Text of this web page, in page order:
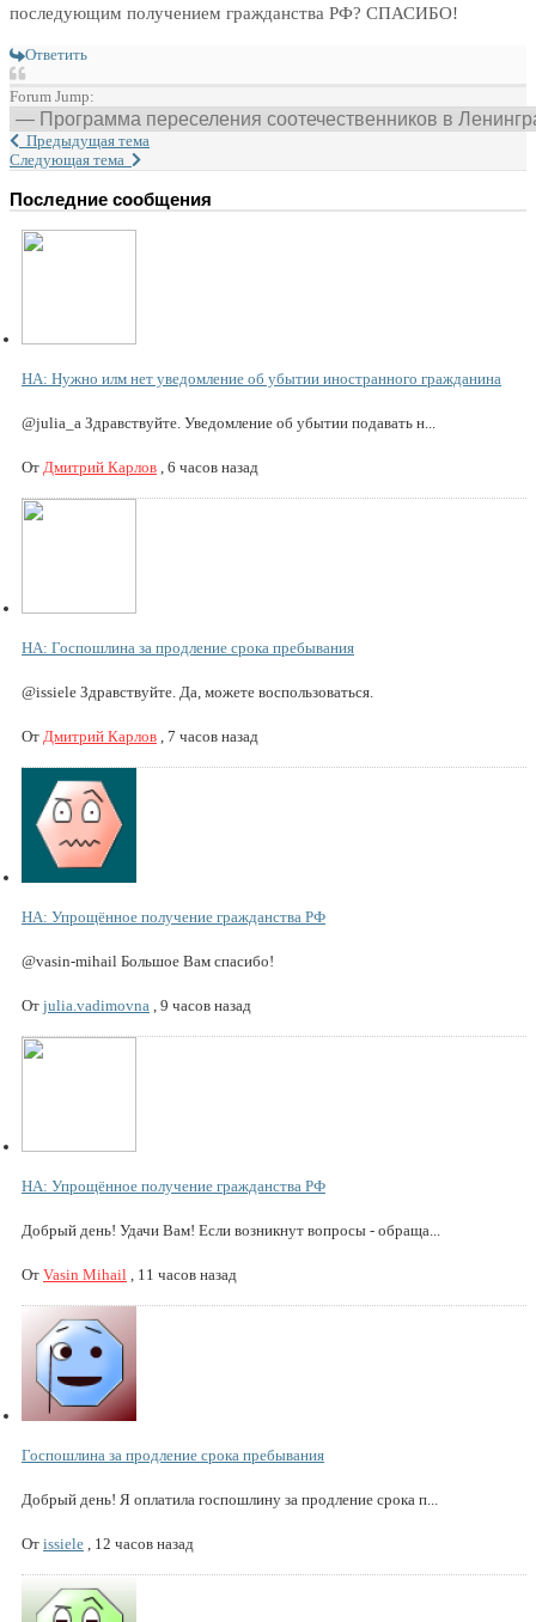
последующим получением гражданства РФ? СПАСИБО!
Ответить
Forum Jump:
Предыдущая тема
Следующая тема
Последние сообщения
НА: Нужно илм нет уведомление об убытии иностранного гражданина
@julia_a Здравствуйте. Уведомление об убытии подавать н...
От Дмитрий Карлов , 6 часов назад
НА: Госпошлина за продление срока пребывания
@issiele Здравствуйте. Да, можете воспользоваться.
От Дмитрий Карлов , 7 часов назад
НА: Упрощённое получение гражданства РФ
@vasin-mihail Большое Вам спасибо!
От julia.vadimovna , 9 часов назад
НА: Упрощённое получение гражданства РФ
Добрый день! Удачи Вам! Если возникнут вопросы - обраща...
От Vasin Mihail , 11 часов назад
Госпошлина за продление срока пребывания
Добрый день! Я оплатила госпошлину за продление срока п...
От issiele , 12 часов назад